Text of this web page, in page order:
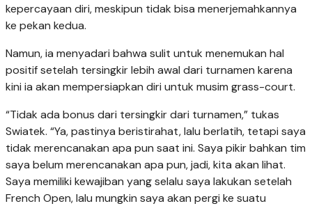
kepercayaan diri, meskipun tidak bisa menerjemahkannya
ke pekan kedua.
Namun, ia menyadari bahwa sulit untuk menemukan hal
positif setelah tersingkir lebih awal dari turnamen karena
kini ia akan mempersiapkan diri untuk musim grass-court.
“Tidak ada bonus dari tersingkir dari turnamen,” tukas
Swiatek. “Ya, pastinya beristirahat, lalu berlatih, tetapi saya
tidak merencanakan apa pun saat ini. Saya pikir bahkan tim
saya belum merencanakan apa pun, jadi, kita akan lihat.
Saya memiliki kewajiban yang selalu saya lakukan setelah
French Open, lalu mungkin saya akan pergi ke suatu